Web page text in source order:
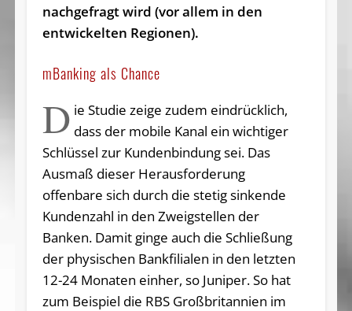
nachgefragt wird (vor allem in den
entwickelten Regionen).
mBanking als Chance
D ie Studie zeige zudem eindrücklich,
dass der mobile Kanal ein wichtiger
Schlüssel zur Kundenbindung sei. Das
Ausmaß dieser Herausforderung
offenbare sich durch die stetig sinkende
Kundenzahl in den Zweigstellen der
Banken. Damit ginge auch die Schließung
der physischen Bankfilialen in den letzten
12-24 Monaten einher, so Juniper. So hat
zum Beispiel die RBS Großbritannien im